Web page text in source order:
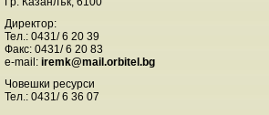
Директор:
Тел.: 0431/ 6 20 39
Факс: 0431/ 6 20 83
e-mail: iremk@mail.orbitel.bg
Човешки ресурси
Тел.: 0431/ 6 36 07